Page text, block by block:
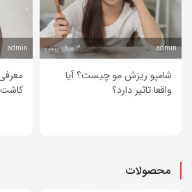
admin 3 سال پیش
شامپو ریزش مو چیست؟ آیا
واقعا تاثیر دارد؟
admin
کاشت
محصولات